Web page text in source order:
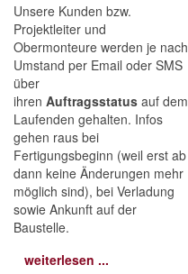
Unsere Kunden bzw.
Projektleiter und
Obermonteure werden je nach
Umstand per Email oder SMS
über
ihren Auftragsstatus auf dem
Laufenden gehalten. Infos
gehen raus bei
Fertigungsbeginn (weil erst ab
dann keine Änderungen mehr
möglich sind), bei Verladung
sowie Ankunft auf der
Baustelle.
weiterlesen ...